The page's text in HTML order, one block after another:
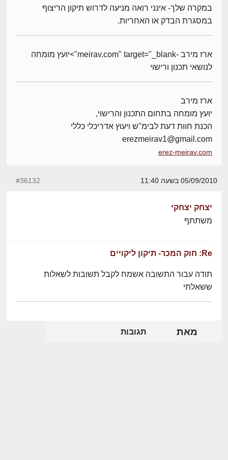
במקרה שלך- אינני רואה מניעה לדרוש תיקון הריצוף
במסגרת הבדק או האחריות.
ארז מירב -meirav.com" target="_blank">יועץ מומחה
לנושאי תכנון ורישוי
ארז מירב
יועץ מומחה בתחום התכנון והרישוי,
הכנת חוות דעת לבימ"ש ויעוץ אדריכלי כללי
erezmeirav1@gmail.com
erez-meirav.com
05/09/2010 בשעה 11:40 #36132
יצחק יצחקי
משתתף
Re: חוק המכר- תיקון ליקויים
תודה עבור התשובה אשמח לקבל תשובות לשאלות
ששאלתי
מאת תגובות